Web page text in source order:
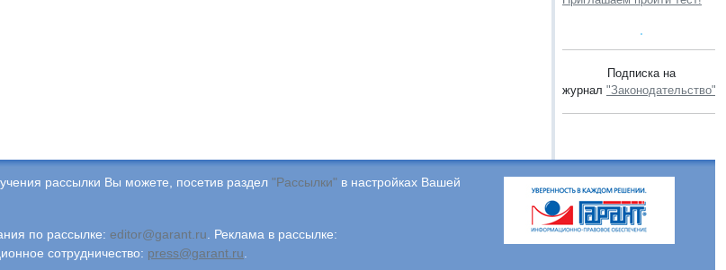
Подписка на
журнал "Законодательство"
рассылки Вы можете, посетив раздел "Рассылки" в настройках Вашей
по рассылке: editor@garant.ru. Реклама в рассылке:
сотрудничество: press@garant.ru.